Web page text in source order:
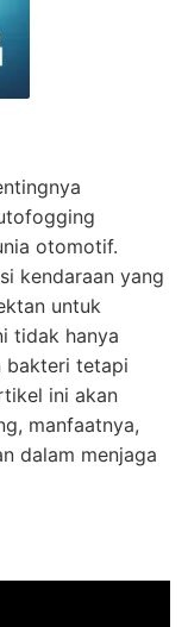
otomotif.
kendaraan yang
untuk
tidak hanya
bakteri tetapi
ini akan
manfaatnya,
dalam menjaga